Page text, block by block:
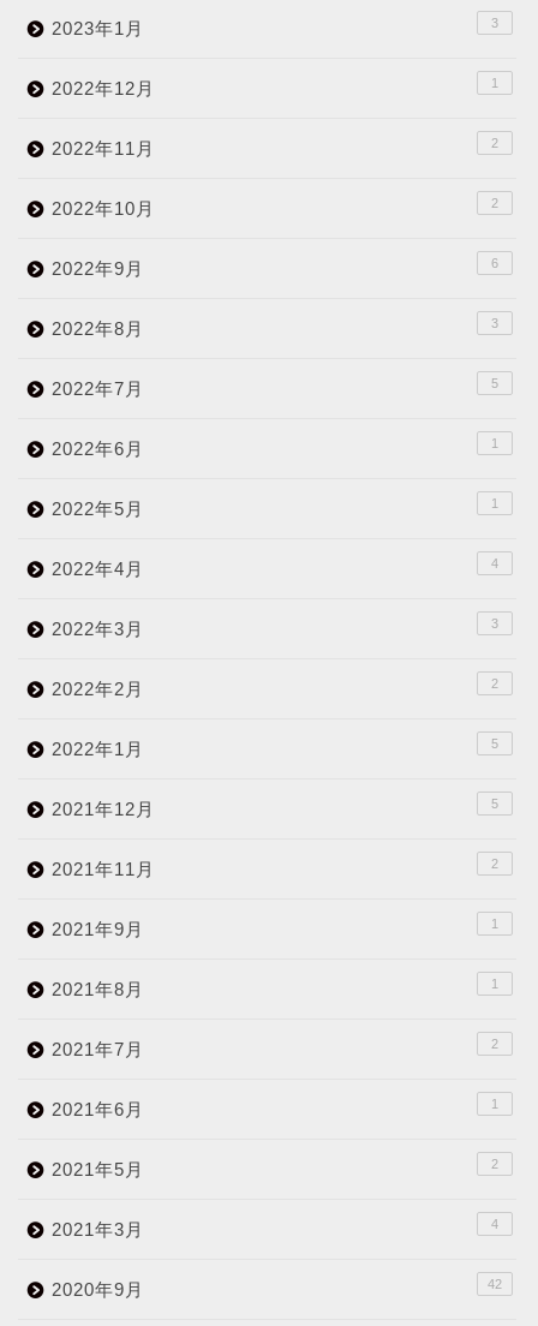
2023年1月 3
2022年12月 1
2022年11月 2
2022年10月 2
2022年9月 6
2022年8月 3
2022年7月 5
2022年6月 1
2022年5月 1
2022年4月 4
2022年3月 3
2022年2月 2
2022年1月 5
2021年12月 5
2021年11月 2
2021年9月 1
2021年8月 1
2021年7月 2
2021年6月 1
2021年5月 2
2021年3月 4
2020年9月 42